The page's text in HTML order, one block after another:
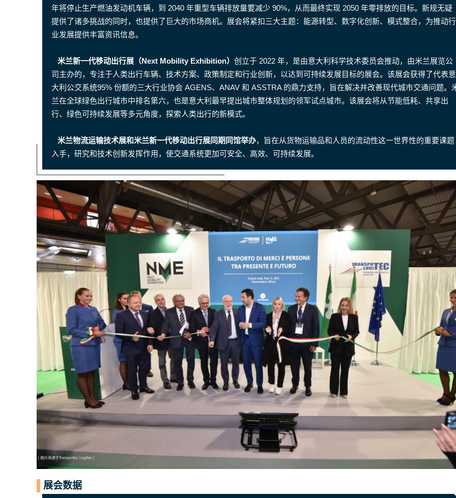
年将停止生产燃油发动机车辆，到 2040 年重型车辆排放量要减少 90%，从而最终实现 2050 年零排放的目标。新规无疑
提供了诸多挑战的同时，也提供了巨大的市场商机。展会将紧扣三大主题：能源转型、数字化创新、模式整合，为推动行
业发展提供丰富资讯信息。
米兰新一代移动出行展（Next Mobility Exhibition） 创立于 2022 年，是由意大利科学技术委员会推动，由米兰展览公
司主办的，专注于人类出行车辆、技术方案、政策制定和行业创新，以达到可持续发展目标的展会。该展会获得了代表意
大利公交系统95% 份额的三大行业协会 AGENS、ANAV 和 ASSTRA 的鼎力支持，旨在解决并改善现代城市交通问题。
兰在全球绿色出行城市中排名第六，也是意大利最早提出城市整体规划的领军试点城市。该展会将从节能低耗、共享出
行、绿色可持续发展等多元角度，探索人类出行的新模式。
米兰物流运输技术展和米兰新一代移动出行展同期同馆举办，旨在从货物运输品和人员的流动性这一世界性的重要课题
入手，研究和技术创新发挥作用，使交通系统更加可安全、高效、可持续发展。
展会数据